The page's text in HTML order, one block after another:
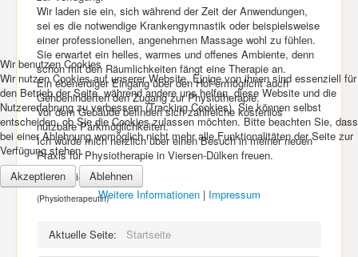
Wir laden sie ein, sich während der Zeit der Anwendungen,
sei es die notwendige Krankengymnastik oder beispielsweise
einer professionellen, angenehmen Massage wohl zu fühlen.
Sie erwartet ein helles, warmes und offenes Ambiente, denn
schon mit den Räumlichkeiten fängt eine Therapie an.
Ein ebenerdiger Eingang über den Hof ermöglicht auch
Gehbehinderten den Zugang zur Physiotherapie.
Vor dem Gebäude befinden sich zahlreiche kostenlos
nutzbare Parkmöglichkeiten.
Ich würde mich herzlich über einen Besuch in meiner neuen
Praxis für Physiotherapie in Viersen-Dülken freuen.
Ihre Daniela Heck
(Physiotherapeutin)
Aktuelle Seite: Startseite
Wir benutzen Cookies
Wir nutzen Cookies auf unserer Website. Einige von ihnen sind essenziell für
den Betrieb der Seite, während andere uns helfen, diese Website und die
Nutzererfahrung zu verbessern (Tracking Cookies). Sie können selbst
entscheiden, ob Sie die Cookies zulassen möchten. Bitte beachten Sie, dass
bei einer Ablehnung womöglich nicht mehr alle Funktionalitäten der Seite zur
Verfügung stehen.
Akzeptieren
Ablehnen
Weitere Informationen| Impressum